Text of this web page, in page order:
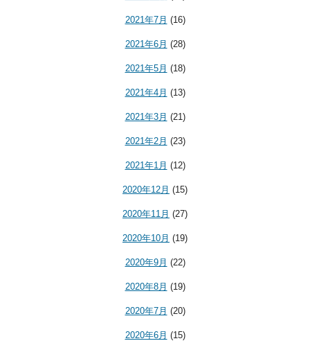
2021年7月 (16)
2021年6月 (28)
2021年5月 (18)
2021年4月 (13)
2021年3月 (21)
2021年2月 (23)
2021年1月 (12)
2020年12月 (15)
2020年11月 (27)
2020年10月 (19)
2020年9月 (22)
2020年8月 (19)
2020年7月 (20)
2020年6月 (15)